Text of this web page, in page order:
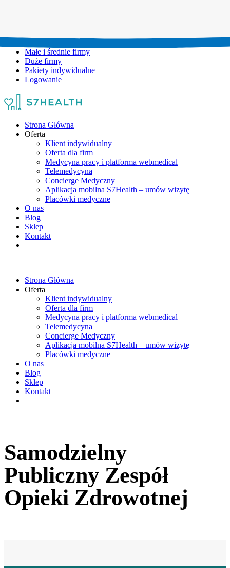
Małe i średnie firmy
Duże firmy
Pakiety indywidualne
Logowanie
Strona Główna
Oferta
Klient indywidualny
Oferta dla firm
Medycyna pracy i platforma webmedical
Telemedycyna
Concierge Medyczny
Aplikacja mobilna S7Health – umów wizytę
Placówki medyczne
O nas
Blog
Sklep
Kontakt
Strona Główna
Oferta
Klient indywidualny
Oferta dla firm
Medycyna pracy i platforma webmedical
Telemedycyna
Concierge Medyczny
Aplikacja mobilna S7Health – umów wizytę
Placówki medyczne
O nas
Blog
Sklep
Kontakt
Samodzielny
Publiczny Zespół
Opieki Zdrowotnej